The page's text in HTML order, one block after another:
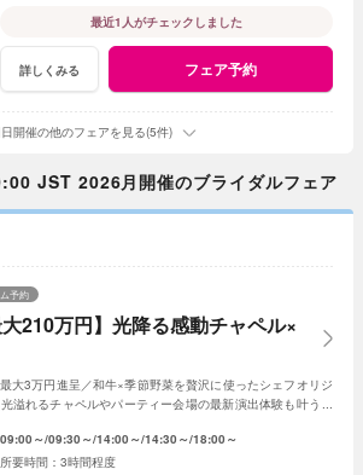
最近1人がチェックしました
詳しくみる フェア予約
開催の他のフェアを見る(5件)
JST 2026月開催のブライダルフェア
210万円】光降る感動チャペル×
予約
大3万円進呈／和牛×季節野菜を贅沢に使ったシェフオリジ
溢れるチャペルやパーティー会場の最新演出体験も叶う！
09:00～ 09:30～ 14:00～ 14:30～ 18:00～
3時間程度